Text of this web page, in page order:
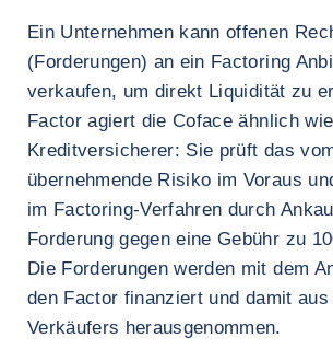
Ein Unternehmen kann offenen
(Forderungen) an ein Factoring
verkaufen, um direkt Liquidität zu
Factor agiert die Coface ähnlich
Kreditversicherer: Sie prüft das
übernehmende Risiko im Voraus
im Factoring-Verfahren durch
Forderung gegen eine Gebühr zu
Die Forderungen werden mit dem
den Factor finanziert und damit
Verkäufers herausgenommen.